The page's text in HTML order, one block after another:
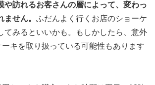
や訪れるお客さんの層によって、変わっ
せん。 ふだんよく行くお店のショーケ
てみるといいかも。もしかしたら、意外
キを取り扱っている可能性もあります